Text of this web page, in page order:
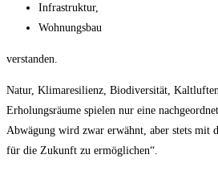
Infrastruktur,
Wohnungsbau
verstanden.
Natur, Klimaresilienz, Biodiversität,
Erholungsräume spielen nur eine
Abwägung wird zwar erwähnt, aber stets mit
für die Zukunft zu ermöglichen“.